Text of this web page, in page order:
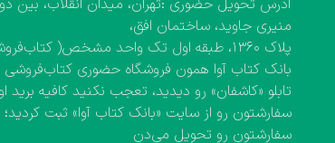
منیری جاوید، ساختمان افق،
پلاک ۱۳۶۰، طبقه اول تک واحد مشخص( کتاب‌فروشی کاشفان)
بانک کتاب آوا همون فروشگاه حضوری کتاب‌فروشی
تابلو «کاشفان» رو دیدید، تعجب نکنید کافیه برید
سفارشتون رو از سایت «بانک کتاب آوا» ثبت کردید؛
سفارشتون رو تحویل می‌دن